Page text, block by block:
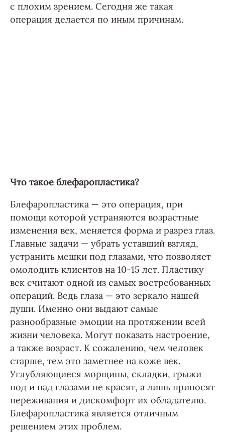
с плохим зрением. Сегодня же такая
операция делается по иным причинам.
Что такое блефаропластика?
Блефаропластика — это операция, при
помощи которой устраняются возрастные
изменения век, меняется форма и разрез глаз.
Главные задачи — убрать уставший взгляд,
устранить мешки под глазами, что позволяет
омолодить клиентов на 10-15 лет. Пластику
век считают одной из самых востребованных
операций. Ведь глаза — это зеркало нашей
души. Именно они выдают самые
разнообразные эмоции на протяжении всей
жизни человека. Могут показать настроение,
а также возраст. К сожалению, чем человек
старше, тем это заметнее на коже век.
Углубляющиеся морщины, складки, грыжи
под и над глазами не красят, а лишь приносят
переживания и дискомфорт их обладателю.
Блефаропластика является отличным
решением этих проблем.